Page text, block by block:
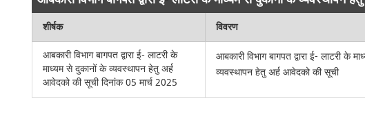
शीर्षक विवरण
आबकारी विभाग बागपत द्वारा ई- लाटरी के
माध्यम से दुकानों के व्यवस्थापन हेतु अर्ह
आवेदको की सूची दिनांक 05 मार्च 2025
आबकारी विभाग बागपत द्वारा ई- लाटरी के
व्यवस्थापन हेतु अर्ह आवेदको की सूची